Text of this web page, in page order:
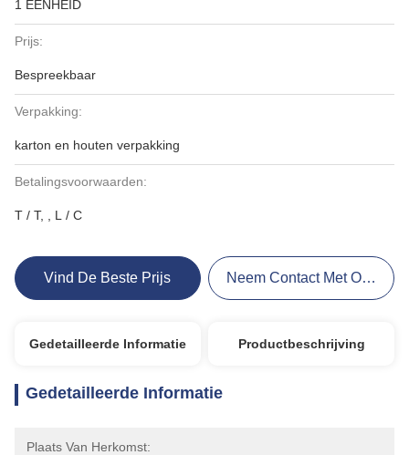
1 EENHEID
Prijs:
Bespreekbaar
Verpakking:
karton en houten verpakking
Betalingsvoorwaarden:
T / T, , L / C
Vind De Beste Prijs Neem Contact Met Ons Op
Gedetailleerde Informatie Productbeschrijving
Gedetailleerde Informatie
Plaats Van Herkomst: